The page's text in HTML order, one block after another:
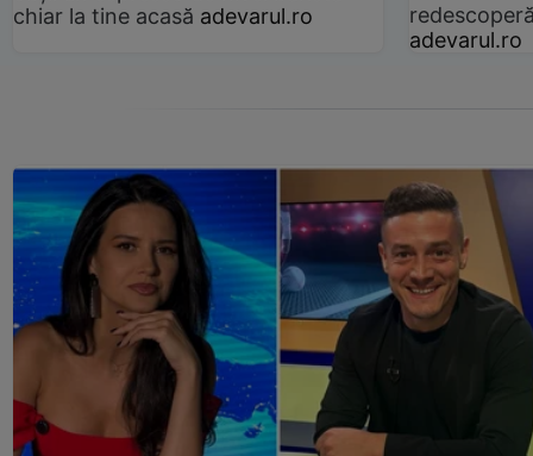
chiar la tine acasă adevarul.ro
adevarul.ro